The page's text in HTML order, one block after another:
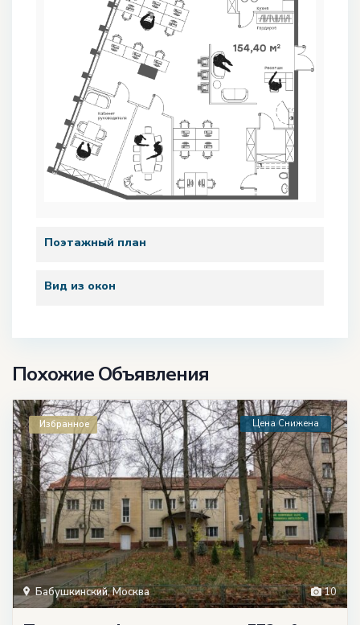
Поэтажный план
Вид из окон
Похожие Объявления
10
Бабушкинский,Москва
Избранное Цена Снижена